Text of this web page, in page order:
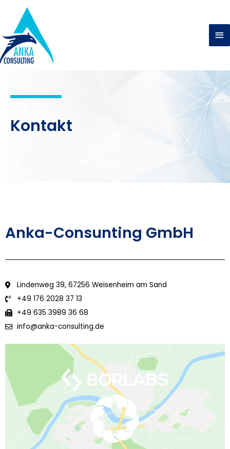
Kontakt
Anka-Consunting GmbH
Lindenweg 39, 67256 Weisenheim am Sand
+49 176 2028 37 13
+49 635 3989 36 68
info@anka-consulting.de